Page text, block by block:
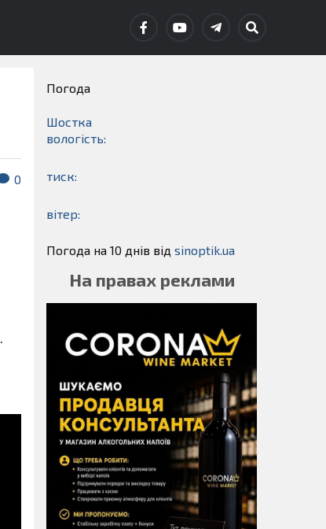
0
Погода
Шостка
вологість:
тиск:
вітер:
Погода на 10 днів від sinoptik.ua
На правах реклами